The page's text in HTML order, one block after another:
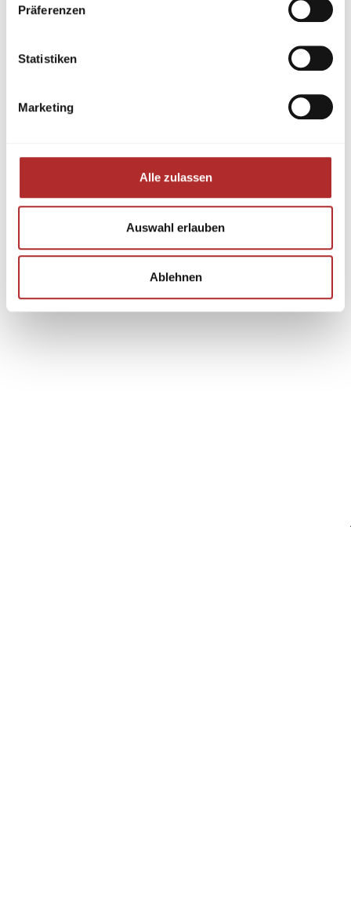
Präferenzen
Statistiken
Marketing
Alle zulassen
Auswahl erlauben
Ablehnen